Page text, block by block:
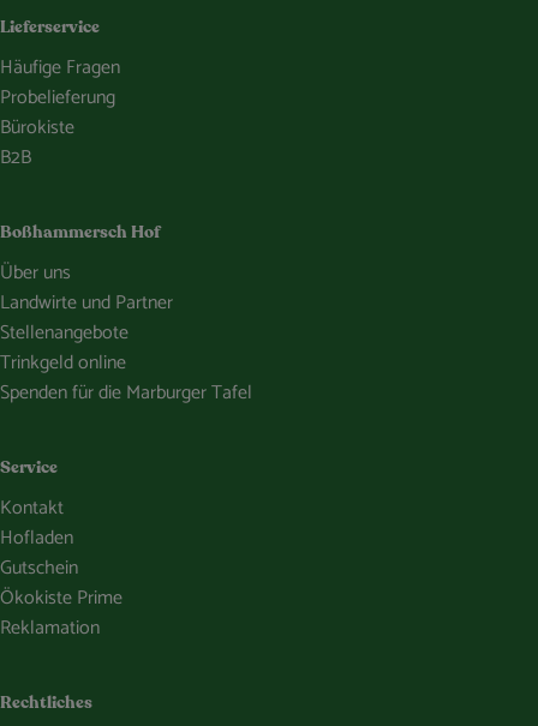
Lieferservice
Häufige Fragen
Probelieferung
Bürokiste
B2B
Boßhammersch Hof
Über uns
Landwirte und Partner
Stellenangebote
Trinkgeld online
Spenden für die Marburger Tafel
Service
Kontakt
Hofladen
Gutschein
Ökokiste Prime
Reklamation
Rechtliches